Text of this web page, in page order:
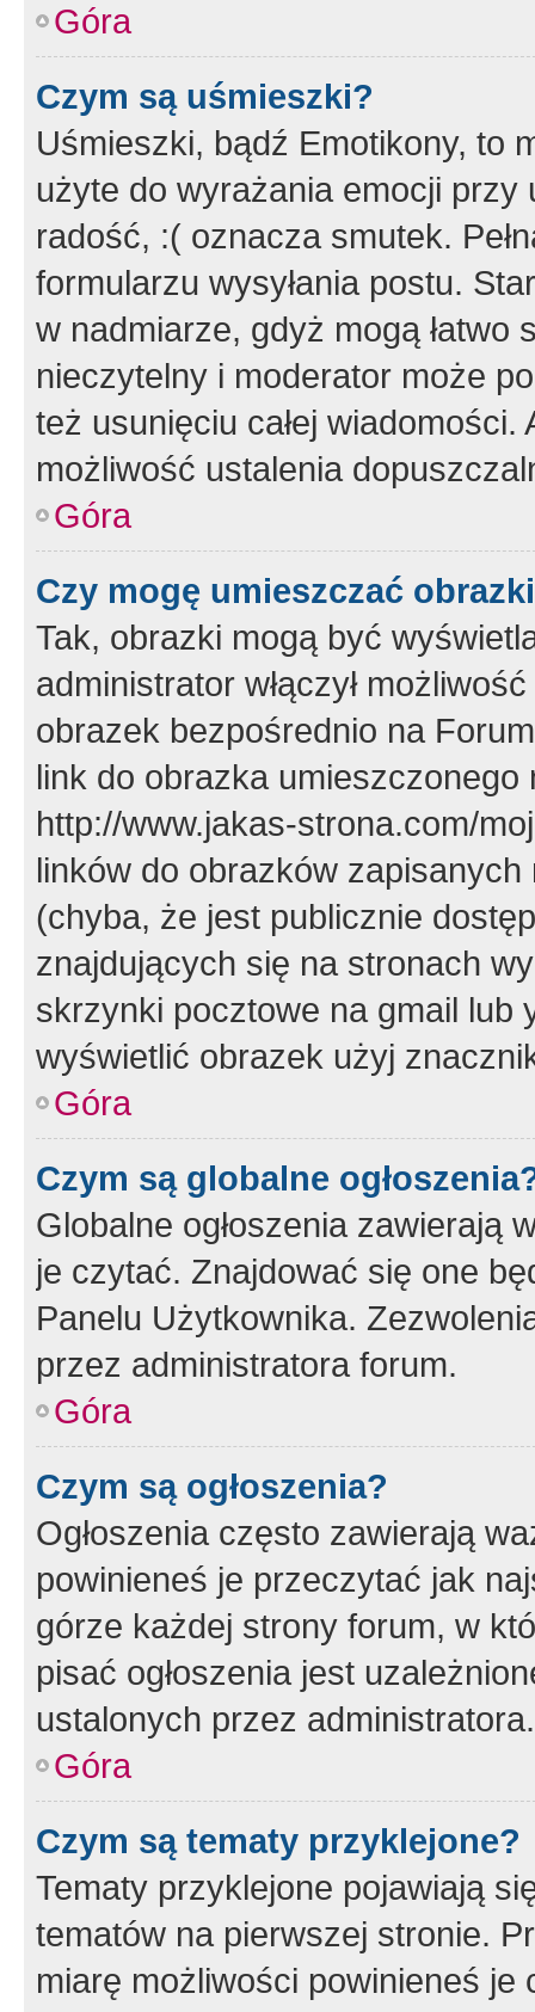
Góra
Czym są uśmieszki?
Uśmieszki, bądź Emotikony, to
użyte do wyrażania emocji
radość, :( oznacza smutek.
formularzu wysyłania postu.
w nadmiarze, gdyż mogą
nieczytelny i moderator może
też usunięciu całej
możliwość ustalenia
Góra
Czy mogę umieszczać
Tak, obrazki mogą być
administrator włączył
obrazek bezpośrednio na
link do obrazka
http://www.jakas-strona.com/
linków do obrazków
(chyba, że jest publicznie
znajdujących się na stronach
skrzynki pocztowe na gmail lub
wyświetlić obrazek użyj
Góra
Czym są globalne
Globalne ogłoszenia zawierają
je czytać. Znajdować się one
Panelu Użytkownika.
przez administratora forum.
Góra
Czym są ogłoszenia?
Ogłoszenia często zawierają
powinieneś je przeczytać jak
górze każdej strony forum, w
pisać ogłoszenia jest
ustalonych przez administratora.
Góra
Czym są tematy przyklejone?
Tematy przyklejone pojawiają
tematów na pierwszej stronie.
miarę możliwości powinieneś je